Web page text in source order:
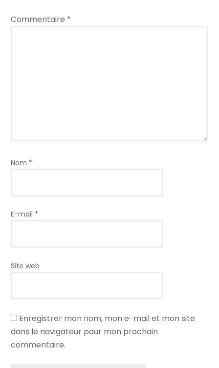
Commentaire *
Nom *
E-mail *
Site web
Enregistrer mon nom, mon e-mail et mon site
dans le navigateur pour mon prochain
commentaire.